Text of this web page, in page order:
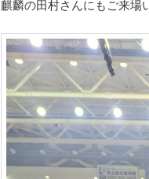
麒麟の田村さんにもご来場